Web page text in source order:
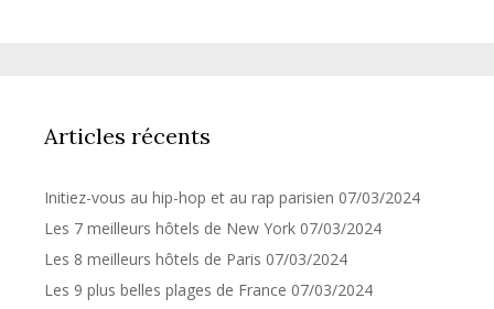
Articles récents
Initiez-vous au hip-hop et au rap parisien 07/03/2024
Les 7 meilleurs hôtels de New York 07/03/2024
Les 8 meilleurs hôtels de Paris 07/03/2024
Les 9 plus belles plages de France 07/03/2024